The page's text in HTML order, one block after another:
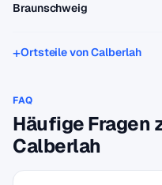
Braunschweig
Ortsteile von Calberlah
FAQ
Häufige Fragen
Calberlah